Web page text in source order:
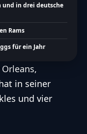
und in drei deutsche
Rams
für ein Jahr
in seiner
und vier